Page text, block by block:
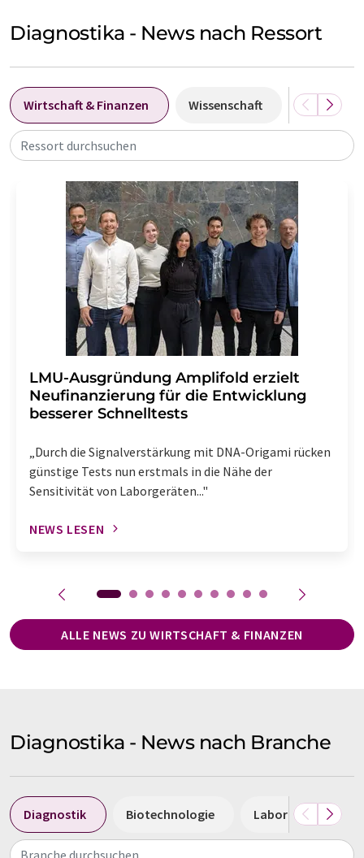
Diagnostika - News nach Ressort
Wirtschaft & Finanzen Wissenschaft
Ressort durchsuchen
LMU-Ausgründung Amplifold erzielt
Neufinanzierung für die Entwicklung
besserer Schnelltests
„Durch die Signalverstärkung mit DNA-Origami rücken
günstige Tests nun erstmals in die Nähe der
Sensitivität von Laborgeräten..."
NEWS LESEN
ALLE NEWS ZU WIRTSCHAFT & FINANZEN
Diagnostika - News nach Branche
Diagnostik Biotechnologie Laboranalytik /
Branche durchsuchen